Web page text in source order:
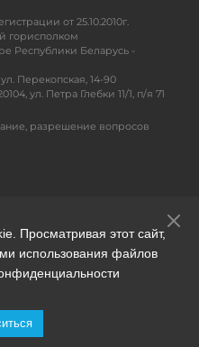
от 25.10.2010г.
горисполком
Республики Беларусь -
Перекопская, 14-90
ул. Петра Глебки 11/1, п/я 71
разрешение вопросов
Просматривая этот сайт,
использования файлов